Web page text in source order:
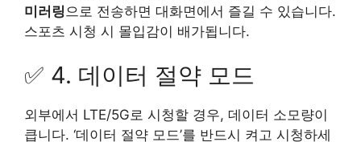
미러링 으로 전송하면 대화면에서 즐길 수 있습니다.
스포츠 시청 시 몰입감이 배가됩니다.
✅ 4. 데이터 절약 모드
외부에서 LTE/5G로 시청할 경우, 데이터 소모량이
큽니다. ‘데이터 절약 모드’를 반드시 켜고 시청하세